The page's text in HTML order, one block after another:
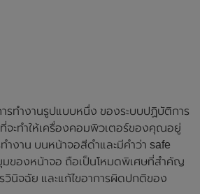
รทำงานรูปแบบหนึ่ง ของระบบปฏิบัติการ
จะทำให้เครื่องคอมพิวเตอร์ของคุณอยู่
ำงาน บนหน้าจอสีดำและมีคำว่า safe
ของหน้าจอ ถือเป็นโหมดพิเศษที่สำคัญ
วินิจฉัย และแก้ไขอาการผิดปกติของ